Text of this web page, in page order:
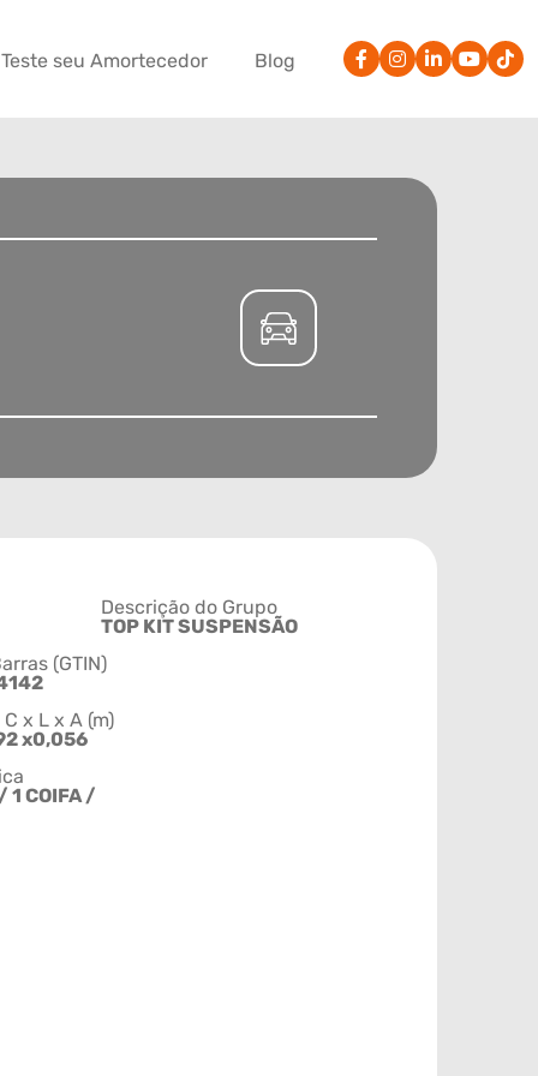
Teste seu Amortecedor Blog
Descrição do Grupo
TOP KIT SUSPENSÃO
(GTIN)
x L x A (m)
x0,056
1 COIFA /